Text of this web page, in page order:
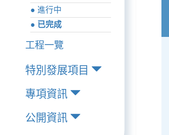
● 進行中
● 已完成
工程一覽
特別發展項目
專項資訊
公開資訊